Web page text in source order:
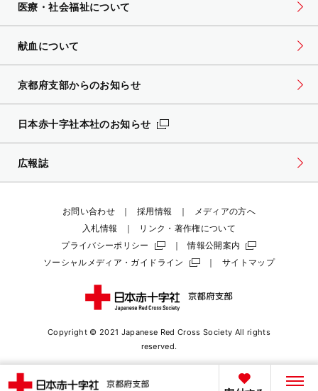
医療・社会福祉について
献血について
京都府支部からのお知らせ
日本赤十字社本社のお知らせ
広報誌
お問い合わせ 採用情報
メディアの方へ
入札情報
リンク・著作権について
プライバシーポリシー
情報公開案内
ソーシャルメディア・ガイドライン
サイトマップ
Copyright © 2021 Japanese Red Cross Society All rights
reserved.